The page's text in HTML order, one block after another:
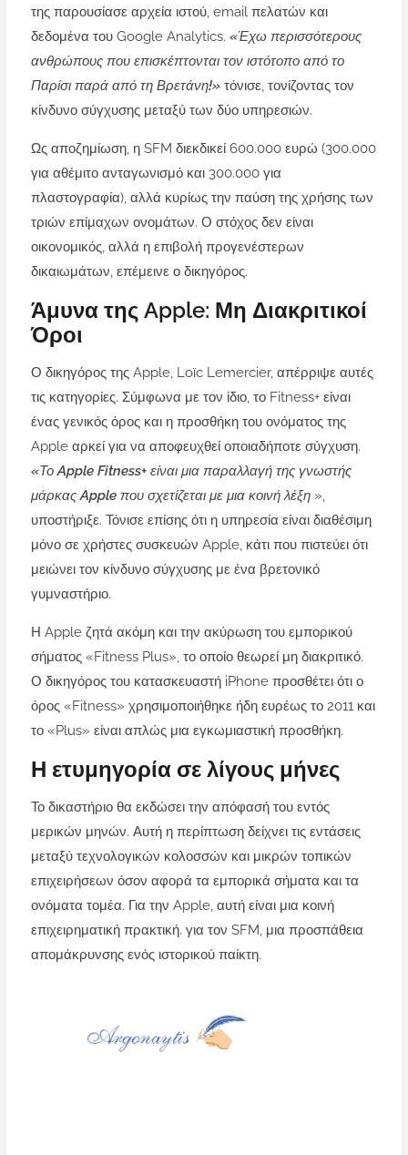
της παρουσίασε αρχεία ιστού, email πελατών και
δεδομένα του Google Analytics. «Έχω περισσότερους
ανθρώπους που επισκέπτονται τον ιστότοπο από το
Παρίσι παρά από τη Βρετάνη!» τόνισε, τονίζοντας τον
κίνδυνο σύγχυσης μεταξύ των δύο υπηρεσιών.
Ως αποζημίωση, η SFM διεκδικεί 600.000 ευρώ (300.000
για αθέμιτο ανταγωνισμό και 300.000 για
πλαστογραφία), αλλά κυρίως την παύση της χρήσης των
τριών επίμαχων ονομάτων. Ο στόχος δεν είναι
οικονομικός, αλλά η επιβολή προγενέστερων
δικαιωμάτων, επέμεινε ο δικηγόρος.
Άμυνα της Apple: Μη Διακριτικοί
Όροι
Ο δικηγόρος της Apple, Loïc Lemercier, απέρριψε αυτές
τις κατηγορίες. Σύμφωνα με τον ίδιο, το Fitness+ είναι
ένας γενικός όρος και η προσθήκη του ονόματος της
Apple αρκεί για να αποφευχθεί οποιαδήποτε σύγχυση.
«Το Apple Fitness+ είναι μια παραλλαγή της γνωστής
μάρκας Apple που σχετίζεται με μια κοινή λέξη »,
υποστήριξε. Τόνισε επίσης ότι η υπηρεσία είναι διαθέσιμη
μόνο σε χρήστες συσκευών Apple, κάτι που πιστεύει ότι
μειώνει τον κίνδυνο σύγχυσης με ένα βρετονικό
γυμναστήριο.
Η Apple ζητά ακόμη και την ακύρωση του εμπορικού
σήματος «Fitness Plus», το οποίο θεωρεί μη διακριτικό.
Ο δικηγόρος του κατασκευαστή iPhone προσθέτει ότι ο
όρος «Fitness» χρησιμοποιήθηκε ήδη ευρέως το 2011 και
το «Plus» είναι απλώς μια εγκωμιαστική προσθήκη.
Η ετυμηγορία σε λίγους μήνες
Το δικαστήριο θα εκδώσει την απόφασή του εντός
μερικών μηνών. Αυτή η περίπτωση δείχνει τις εντάσεις
μεταξύ τεχνολογικών κολοσσών και μικρών τοπικών
επιχειρήσεων όσον αφορά τα εμπορικά σήματα και τα
ονόματα τομέα. Για την Apple, αυτή είναι μια κοινή
επιχειρηματική πρακτική. για τον SFM, μια προσπάθεια
απομάκρυνσης ενός ιστορικού παίκτη.